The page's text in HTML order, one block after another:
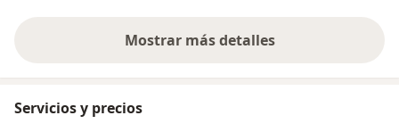
Mostrar más detalles
sobre la experiencia
Servicios y precios